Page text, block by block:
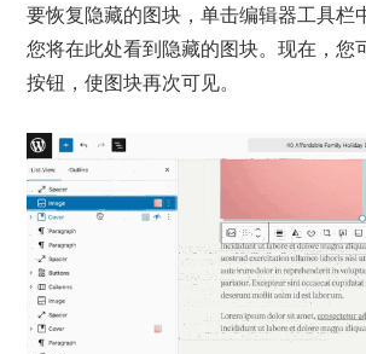
要恢复隐藏的图块，单击编辑器工具栏
您将在此处看到隐藏的图块。现在，您
按钮，使图块再次可见。